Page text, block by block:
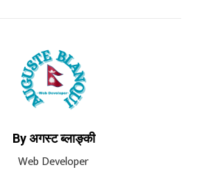
By अगस्ट ब्लाङ्की
Web Developer